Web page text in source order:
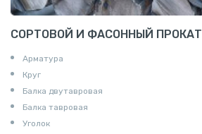
СОРТОВОЙ И ФАСОННЫЙ ПРОКАТ
Арматура
Круг
Балка двутавровая
Балка тавровая
Уголок